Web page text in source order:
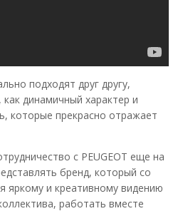
подходят друг другу,
динамичный характер и
которые прекрасно отражает
с PEUGEOT еще на
бренд, который со
яркому и креативному видению
работать вместе